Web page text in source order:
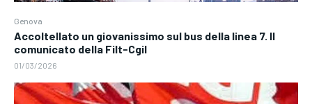
Genova
Accoltellato un giovanissimo sul bus della linea 7. Il
comunicato della Filt-Cgil
01/03/2026